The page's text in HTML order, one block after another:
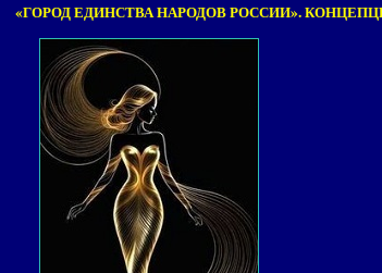
«ГОРОД ЕДИНСТВА НАРОДОВ РОССИИ».